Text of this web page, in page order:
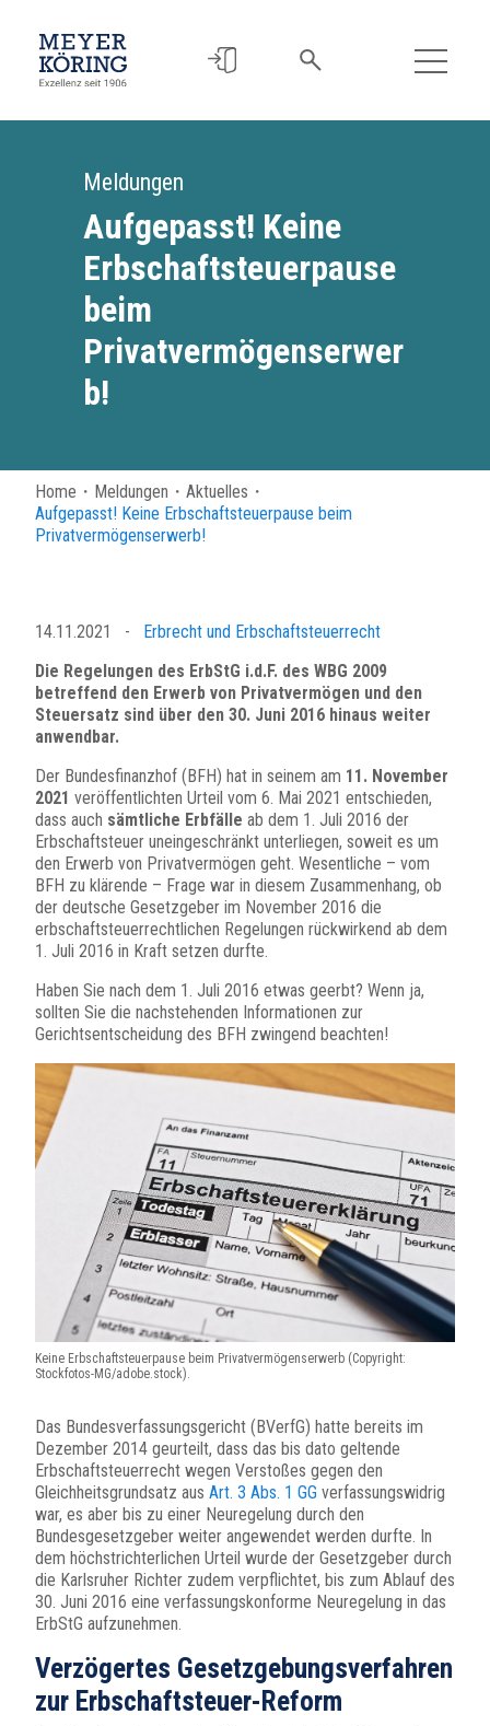
Meldungen
Aufgepasst! Keine
Erbschaftsteuerpause
beim
Privatvermögenserwer
b!
Home ・ Meldungen ・ Aktuelles ・
Aufgepasst! Keine Erbschaftsteuerpause beim
Privatvermögenserwerb!
14.11.2021 -
Erbrecht und Erbschaftsteuerrecht
Die Regelungen des ErbStG i.d.F. des WBG 2009
betreffend den Erwerb von Privatvermögen und den
Steuersatz sind über den 30. Juni 2016 hinaus weiter
anwendbar.
Der Bundesfinanzhof (BFH) hat in seinem am 11. November
2021 veröffentlichten Urteil vom 6. Mai 2021 entschieden,
dass auch sämtliche Erbfälle ab dem 1. Juli 2016 der
Erbschaftsteuer uneingeschränkt unterliegen, soweit es um
den Erwerb von Privatvermögen geht. Wesentliche – vom
BFH zu klärende – Frage war in diesem Zusammenhang, ob
der deutsche Gesetzgeber im November 2016 die
erbschaftsteuerrechtlichen Regelungen rückwirkend ab dem
1. Juli 2016 in Kraft setzen durfte.
Haben Sie nach dem 1. Juli 2016 etwas geerbt? Wenn ja,
sollten Sie die nachstehenden Informationen zur
Gerichtsentscheidung des BFH zwingend beachten!
Keine Erbschaftsteuerpause beim Privatvermögenserwerb (Copyright:
Stockfotos-MG/adobe.stock).
Das Bundesverfassungsgericht (BVerfG) hatte bereits im
Dezember 2014 geurteilt, dass das bis dato geltende
Erbschaftsteuerrecht wegen Verstoßes gegen den
Gleichheitsgrundsatz aus Art. 3 Abs. 1 GG verfassungswidrig
war, es aber bis zu einer Neuregelung durch den
Bundesgesetzgeber weiter angewendet werden durfte. In
dem höchstrichterlichen Urteil wurde der Gesetzgeber durch
die Karlsruher Richter zudem verpflichtet, bis zum Ablauf des
30. Juni 2016 eine verfassungskonforme Neuregelung in das
ErbStG aufzunehmen.
Verzögertes Gesetzgebungsverfahren
zur Erbschaftsteuer-Reform